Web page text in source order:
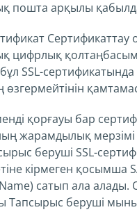
пошта арқылы
цифрлық
SSL-
қорғауы бар
жарамдылық
беруші SSL-
кірмеген қосымша
сатып ала алады.
Тапсырыс беруші мыны